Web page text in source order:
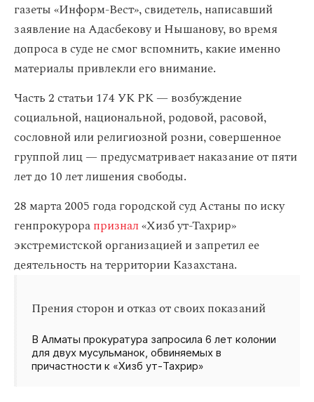
газеты «Информ-Вест», свидетель, написавший
заявление на Адасбекову и Нышанову, во время
допроса в суде не смог вспомнить, какие именно
материалы привлекли его внимание.
Часть 2 статьи 174 УК РК — возбуждение
социальной, национальной, родовой, расовой,
сословной или религиозной розни, совершенное
группой лиц — предусматривает наказание от пяти
лет до 10 лет лишения свободы.
28 марта 2005 года городской суд Астаны по иску
генпрокурорапризнал«Хизб ут-Тахрир»
экстремистской организацией и запретил ее
деятельность на территории Казахстана.
Прения сторон и отказ от своих показаний
В Алматы прокуратура запросила 6 лет колонии
для двух мусульманок, обвиняемых в
причастности к «Хизб ут‑Тахрир»